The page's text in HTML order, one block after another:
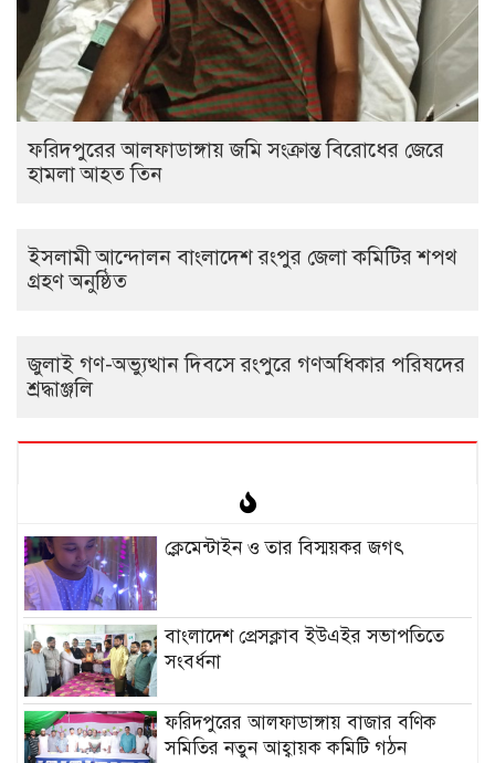
ফরিদপুরের আলফাডাঙ্গায় জমি সংক্রান্ত বিরোধের জেরে
হামলা আহত তিন
ইসলামী আন্দোলন বাংলাদেশ রংপুর জেলা কমিটির শপথ
গ্রহণ অনুষ্ঠিত
‎জুলাই গণ-অভ্যুত্থান দিবসে রংপুরে গণঅধিকার পরিষদের
শ্রদ্ধাঞ্জলি ‎
ক্লেমেন্টাইন ও তার বিস্ময়কর জগৎ
বাংলাদেশ প্রেসক্লাব ইউএইর সভাপতিতে
সংবর্ধনা
ফরিদপুরের আলফাডাঙ্গায় বাজার বণিক
সমিতির নতুন আহ্বায়ক কমিটি গঠন